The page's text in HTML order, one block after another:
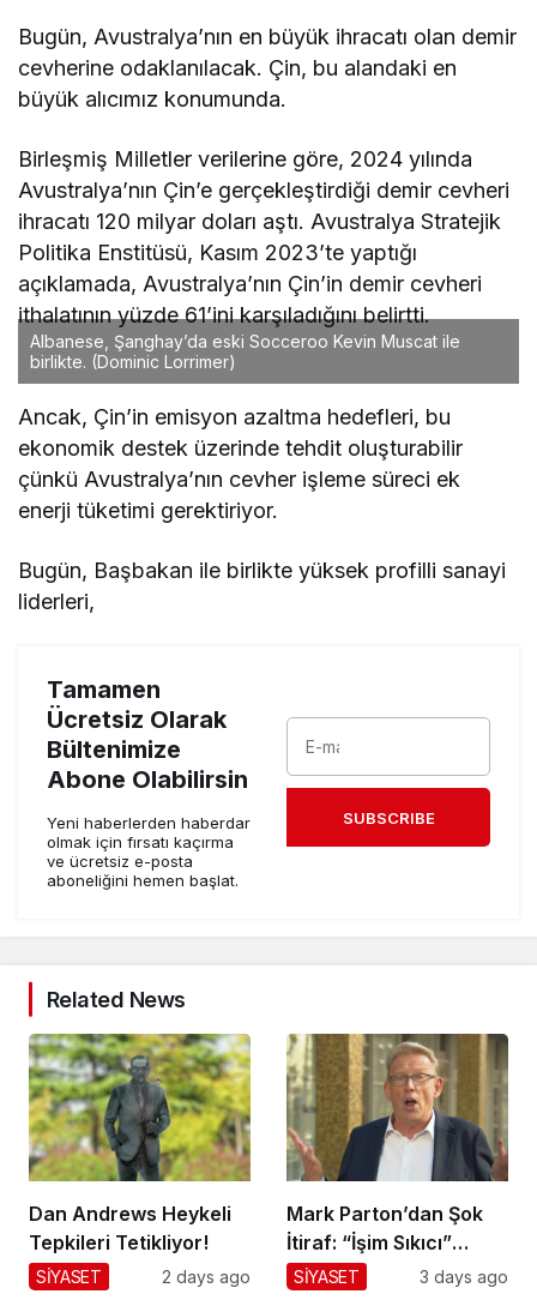
Bugün, Avustralya’nın en büyük ihracatı olan demir
cevherine odaklanılacak. Çin, bu alandaki en
büyük alıcımız konumunda.
Birleşmiş Milletler verilerine göre, 2024 yılında
Avustralya’nın Çin’e gerçekleştirdiği demir cevheri
ihracatı 120 milyar doları aştı. Avustralya Stratejik
Politika Enstitüsü, Kasım 2023’te yaptığı
açıklamada, Avustralya’nın Çin’in demir cevheri
ithalatının yüzde 61’ini karşıladığını belirtti.
Albanese, Şanghay’da eski Socceroo Kevin Muscat ile
birlikte. (Dominic Lorrimer)
Ancak, Çin’in emisyon azaltma hedefleri, bu
ekonomik destek üzerinde tehdit oluşturabilir
çünkü Avustralya’nın cevher işleme süreci ek
enerji tüketimi gerektiriyor.
Bugün, Başbakan ile birlikte yüksek profilli sanayi
liderleri,
Tamamen
Ücretsiz Olarak
Bültenimize
Abone Olabilirsin
Yeni haberlerden haberdar
olmak için fırsatı kaçırma
ve ücretsiz e-posta
aboneliğini hemen başlat.
SUBSCRIBE
Related News
Dan Andrews Heykeli
Tepkileri Tetikliyor!
SİYASET 2 days ago
Mark Parton’dan Şok
İtiraf: “İşim Sıkıcı”
Mesajı!
SİYASET 3 days ago